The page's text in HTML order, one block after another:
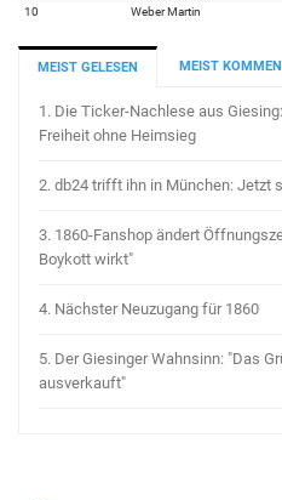
10
Weber Martin
MEIST GELESEN MEIST
1. Die Ticker-Nachlese aus
Freiheit ohne Heimsieg
2. db24 trifft ihn in München: Jetzt
3. 1860-Fanshop ändert
Boykott wirkt"
4. Nächster Neuzugang für 1860
5. Der Giesinger Wahnsinn: "Das
ausverkauft"